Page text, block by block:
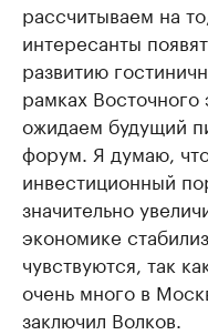
рассчитываем на
интересанты
развитию
рамках
ожидаем будущий
форум. Я думаю,
инвестиционный
значительно
экономике
чувствуются, так
очень много в
заключил Волков.